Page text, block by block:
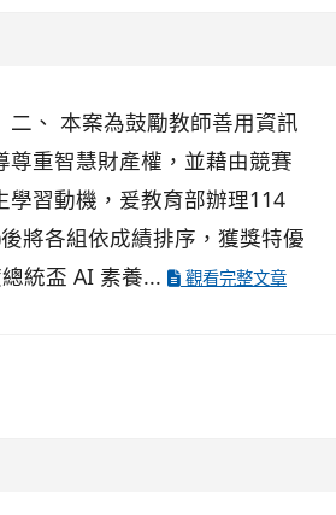
、 本案為鼓勵教師善用資訊
重智慧財產權，並藉由競賽
習動機，爰教育部辦理114
將各組依成績排序，獲獎特優
統盃 AI 素養...
觀看完整文章